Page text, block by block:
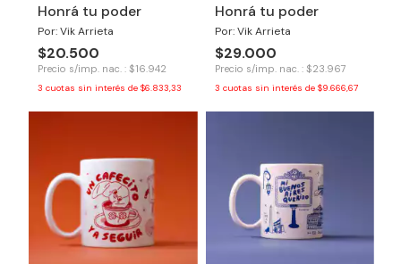
Honrá tu poder
Por: Vik Arrieta
$20.500
Precio s/imp. nac. : $16.942
3 cuotas sin interés de $6.833,33
Honrá tu poder
Por: Vik Arrieta
$29.000
Precio s/imp. nac. : $23.967
3 cuotas sin interés de $9.666,67